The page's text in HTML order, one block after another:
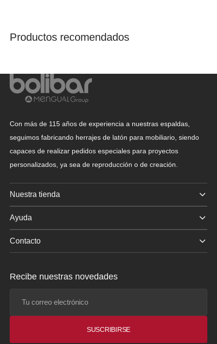
Productos recomendados
Con más de 115 años de experiencia a nuestras espaldas,
seguimos fabricando herrajes de latón para mobiliario, siendo
capaces de realizar pedidos especiales para proyectos
personalizados, ya sea de reproducción o de creación.
Nuestra tienda
Ayuda
Contacto
Recibe nuestras novedades
SUSCRIBIRSE